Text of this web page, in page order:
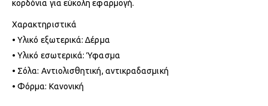
κορδόνια για εύκολη εφαρμογή.
Χαρακτηριστικά
• Υλικό εξωτερικά: Δέρμα
• Υλικό εσωτερικά: Ύφασμα
• Σόλα: Αντιολισθητική, αντικραδασμική
• Φόρμα: Κανονική